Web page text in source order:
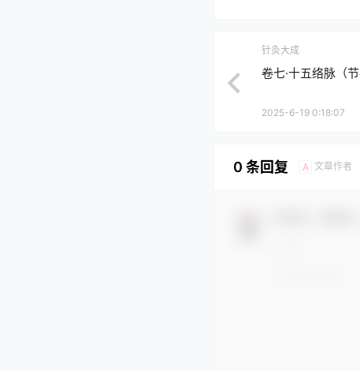
针灸大成
卷七·十五络脉（节
2025-6-19 0:18:07
0 条回复 A 文章作者